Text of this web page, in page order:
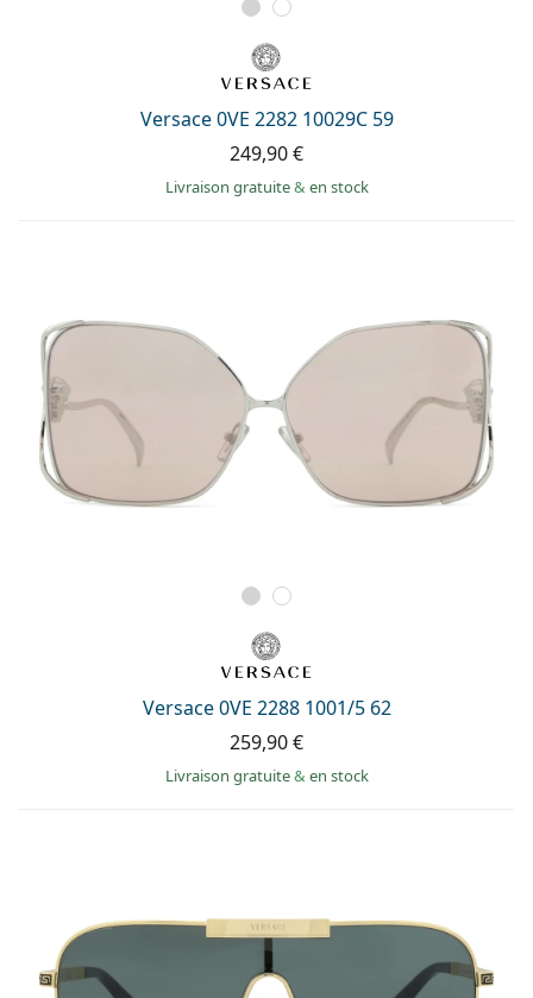
Versace 0VE 2282 10029C 59
249,90 €
Livraison gratuite& en stock
Versace 0VE 2288 1001/5 62
259,90 €
Livraison gratuite& en stock